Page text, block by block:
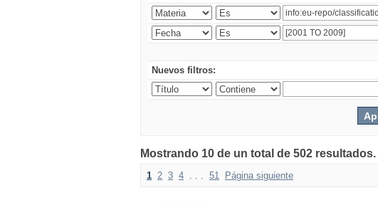
Nuevos filtros:
Mostrando 10 de un total de 502 resultados.
1 2 3 4 . . . 51 Página siguiente